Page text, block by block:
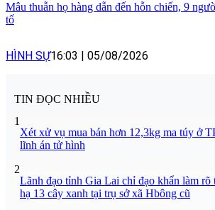
Mâu thuẫn họ hàng dẫn đến hỗn chiến, 9
tố
HÌNH SỰ16:03 05/08/2026
TIN ĐỌC NHIỀU
1
Xét xử vụ mua bán hơn 12,3kg ma túy ở
lĩnh án tử hình
2
Lãnh đạo tỉnh Gia Lai chỉ đạo khẩn làm rõ
hạ 13 cây xanh tại trụ sở xã Hbông cũ